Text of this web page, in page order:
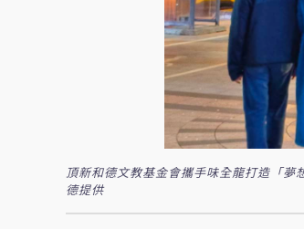
頂新和德文教基金會攜手味全龍打造「
德提供